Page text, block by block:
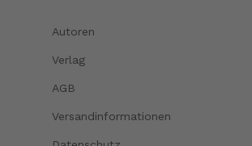
Autoren
Verlag
AGB
Versandinformationen